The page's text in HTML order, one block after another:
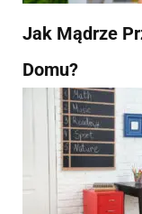
Jak Mądrze
Domu?